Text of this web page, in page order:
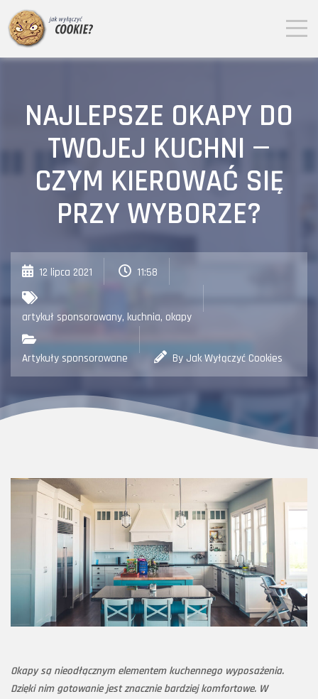
NAJLEPSZE OKAPY DO
TWOJEJ KUCHNI —
CZYM KIEROWAĆ SIĘ
PRZY WYBORZE?
12 lipca 2021 11:58
artykuł sponsorowany, kuchnia, okapy
Artykuły sponsorowane By Jak Wyłączyć Cookies
Okapy są nieodłącznym elementem kuchennego wyposażenia.
Dzięki nim gotowanie jest znacznie bardziej komfortowe. W